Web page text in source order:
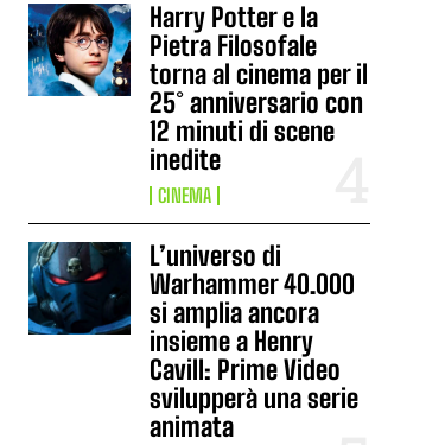
Harry Potter e la
Pietra Filosofale
torna al cinema per il
25° anniversario con
12 minuti di scene
inedite
CINEMA
L’universo di
Warhammer 40.000
si amplia ancora
insieme a Henry
Cavill: Prime Video
svilupperà una serie
animata